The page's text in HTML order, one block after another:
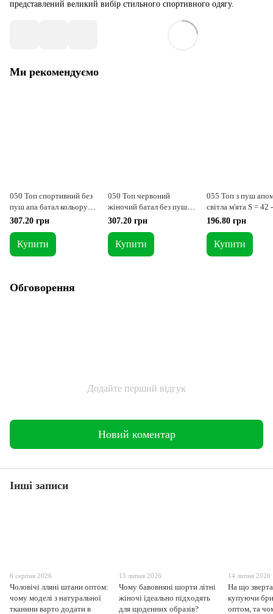
представлений великий вибір стильного спортивного одягу.
Ми рекомендуємо
050 Топ спортивний без
пуш апа батал кольору
електрик 2XL = 50-52p
307.20 грн
Купити
050 Топ червоний
жіночий батал без пуш
апа 2XL = 50-52p
307.20 грн
Купити
055 Топ з пуш
світла м'ята S = 42
196.80 грн
Купити
Обговорення
Додайте перший відгук
Новий коментар
Інші записи
6 серпня 2026
Чоловічі лляні штани оптом:
чому моделі з натуральної
тканини варто додати в
15 липня 2026
Чому бавовняні шорти літні
жіночі ідеально підходять
для щоденних образів?
14 липня 2026
На що
купуючи
оптом, та